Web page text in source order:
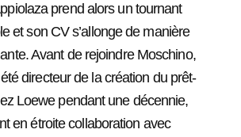
prend alors un tournant
et son CV s’allonge de manière
Avant de rejoindre Moschino,
directeur de la création du prêt-
Loewe pendant une décennie,
en étroite collaboration avec